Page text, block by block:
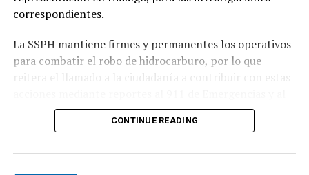
correspondientes.
La SSPH mantiene firmes y permanentes los operativos
para combatir el robo de hidrocarburo, por lo que
reitera el llamado a la ciudadanía a contribuir con estas
089 de Denuncia Anónima.
CONTINUE READING